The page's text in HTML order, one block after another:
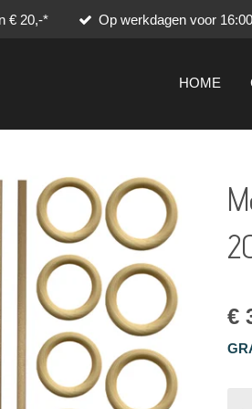
€ 20,-* Op werkdagen voor
HOME
€